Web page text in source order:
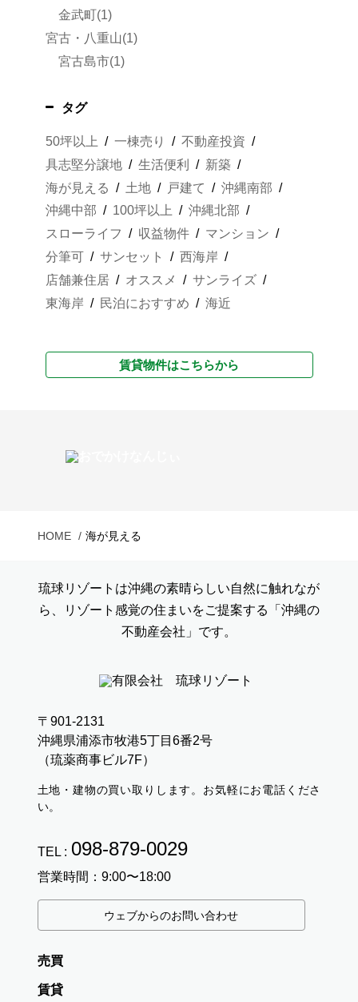
金武町(1)
宮古・八重山(1)
宮古島市(1)
タグ
50坪以上 一棟売り
不動産投資
具志堅分譲地
生活便利
新築
海が見える
土地 戸建て
沖縄南部
沖縄中部
100坪以上
沖縄北部
スローライフ
収益物件
マンション
分筆可
サンセット
西海岸
店舗兼住居
オススメ
サンライズ
東海岸
民泊におすすめ 海近
賃貸物件はこちらから
HOME 海が見える
琉球リゾートは沖縄の素晴らしい自然に触れなが
ら、リゾート感覚の住まいをご提案する「沖縄の
不動産会社」です。
〒901-2131
沖縄県浦添市牧港5丁目6番2号
（琉薬商事ビル7F）
土地・建物の買い取りします。お気軽にお電話くださ
い。
TEL : 098-879-0029
営業時間：9:00〜18:00
ウェブからのお問い合わせ
売買
賃貸